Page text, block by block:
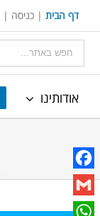
Skip
to
content
דף הבית | כניסה |
תוצאות
החיפוש
עבור:
אודותינו
Facebook
Gmail